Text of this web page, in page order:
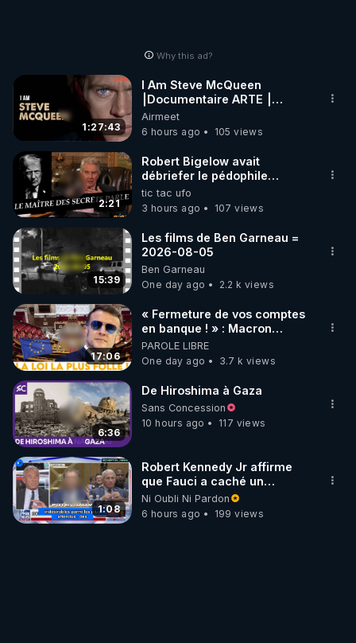
Why this ad?
1:27:43
I Am Steve McQueen
⎮Documentaire ARTE ⎮
Cinema
Airmeet
6 hours ago
105 views
2:21
Robert Bigelow avait
débriefer le pédophile
génocidaire de donald j
trump
tic tac ufo
3 hours ago
107 views
15:39
Les films de Ben Garneau =
2026-08-05
Ben Garneau
One day ago
2.2 k views
17:06
« Fermeture de vos comptes
en banque ! » : Macron
impose une loi folle !
PAROLE LIBRE
One day ago
3.7 k views
6:36
De Hiroshima à Gaza
Sans Concession
10 hours ago
117 views
1:08
Robert Kennedy Jr affirme
que Fauci a caché un
infarctus pulmonaire
survenu après sa
vaccination
Ni Oubli Ni Pardon
6 hours ago
199 views